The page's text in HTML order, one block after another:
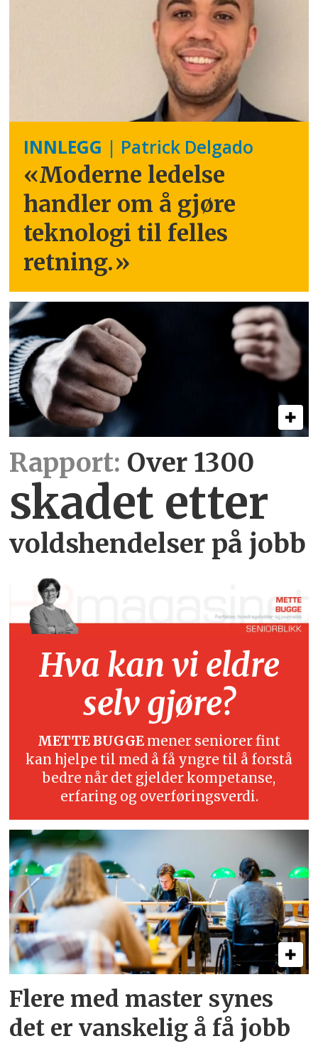
INNLEGG | Patrick Delgado
«Moderne ledelse
handler om å gjøre
teknologi til felles
retning.»
Rapport: Over 1300
skadet etter
voldshendelser på jobb
Hva kan vi eldre
selv gjøre?
METTE BUGGE mener seniorer fint
kan hjelpe til med å få yngre til å forstå
bedre når det gjelder kompetanse,
erfaring og overføringsverdi.
Flere med master synes
det er vanskelig å få jobb